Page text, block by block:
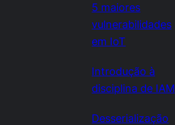
5 maiores
vulnerabilidades
em IoT
Introdução à
disciplina de IAM
Desserialização